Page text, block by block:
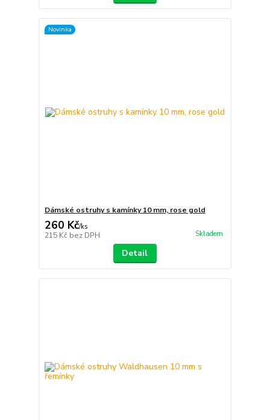
Novinka
Dámské ostruhy s kamínky 10 mm, rose gold
260 Kč/ks
215 Kč bez DPH Skladem
Detail